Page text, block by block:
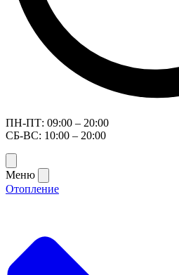
ПН-ПТ: 09:00 – 20:00
СБ-ВС: 10:00 – 20:00
Меню
Отопление